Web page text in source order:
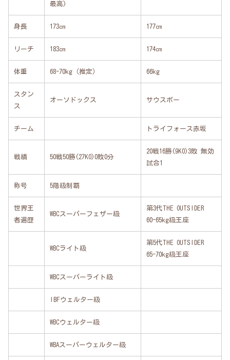
最高)
身長 173㎝ 177㎝
リーチ 183㎝ 174㎝
体重 68-70kg（推定） 66kg
スタン
ス
オーソドックス サウスポー
チーム トライフォース赤坂
戦績 50戦50勝(27KO)0敗0分
20戦16勝(9KO)3敗 無効
試合1
称号 5階級制覇
世界王
者遍歴
WBCスーパーフェザー級
第3代THE OUTSIDER
60-65kg級王座
WBCライト級
第5代THE OUTSIDER
65-70kg級王座
WBCスーパーライト級
IBFウェルター級
WBCウェルター級
WBAスーパーウェルター級